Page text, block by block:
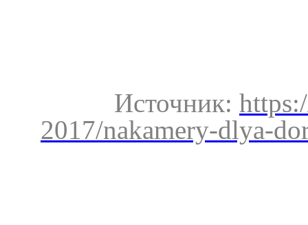
Источник:
2017/nakamery-dlya-